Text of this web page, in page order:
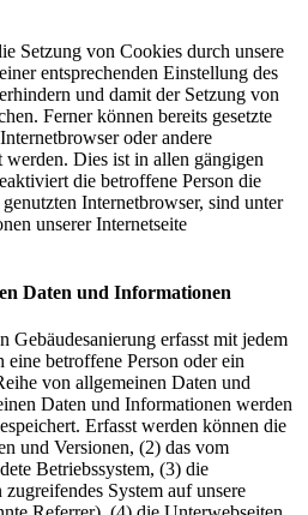
Setzung von Cookies durch unsere
entsprechenden Einstellung des
und damit der Setzung von
Ferner können bereits gesetzte
oder andere
Dies ist in allen gängigen
die betroffene Person die
Internetbrowser, sind unter
unserer Internetseite
Daten und Informationen
Gebäudesanierung erfasst mit jedem
betroffene Person oder ein
von allgemeinen Daten und
Daten und Informationen werden
Erfasst werden können die
und Versionen, (2) das vom
Betriebssystem, (3) die
System auf unsere